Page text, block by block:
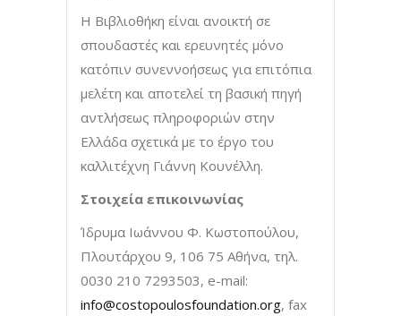
Η Βιβλιοθήκη είναι ανοικτή σε
σπουδαστές και ερευνητές μόνο
κατόπιν συνεννοήσεως για επιτόπια
μελέτη και αποτελεί τη βασική πηγή
αντλήσεως πληροφοριών στην
Ελλάδα σχετικά με το έργο του
καλλιτέχνη Γιάννη Κουνέλλη.
Στοιχεία επικοινωνίας
Ίδρυμα Ιωάννου Φ. Κωστοπούλου,
Πλουτάρχου 9, 106 75 Αθήνα, τηλ.
0030 210 7293503, e-mail:
info@costopoulosfoundation.org, fax